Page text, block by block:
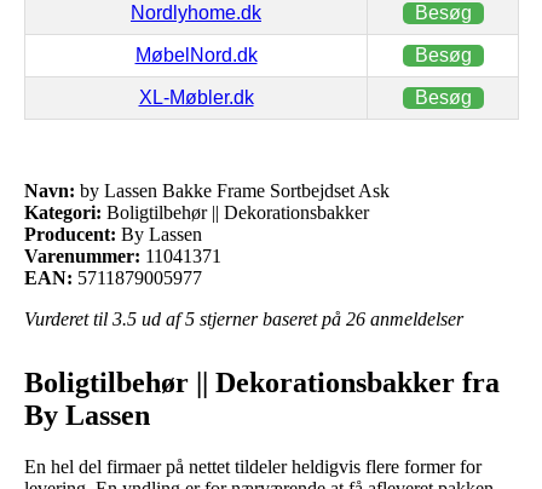
Nordlyhome.dk Besøg
MøbelNord.dk Besøg
XL-Møbler.dk Besøg
Navn: by Lassen Bakke Frame Sortbejdset Ask
Kategori: Boligtilbehør || Dekorationsbakker
Producent: By Lassen
Varenummer: 11041371
EAN: 5711879005977
Vurderet til 3.5 ud af 5 stjerner baseret på 26 anmeldelser
Boligtilbehør || Dekorationsbakker fra
By Lassen
En hel del firmaer på nettet tildeler heldigvis flere former for